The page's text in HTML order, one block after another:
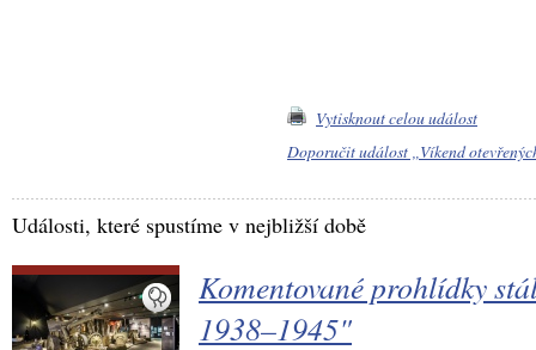
Vytisknout celou událost
Doporučit událost „Víkend
Události, které spustíme v nejbližší době
Komentované prohlídky
1938–1945"